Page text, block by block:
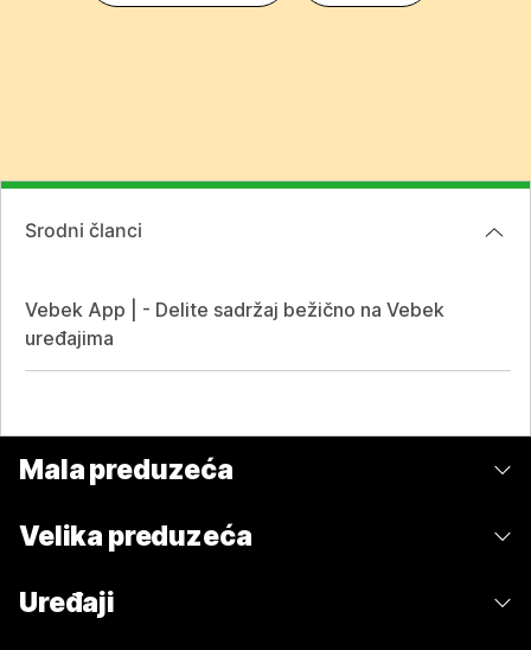
Srodni članci
Vebek App | - Delite sadržaj bežično na Vebek
uređajima
Mala preduzeća
Velika preduzeća
Uređaji